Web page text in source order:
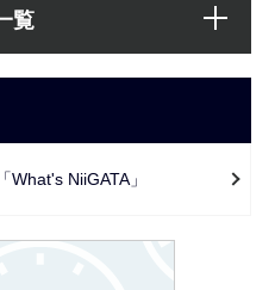
覧
NiiGATA」